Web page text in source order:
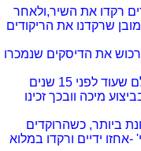
רקדו את השיר,ולאחר
שרקדנו את הריקודים
את הדיסקים שנמכרו
את כלל הרוקדים כשגילה לכולם שעוד לפני 15 שנים
מיכה וובכך זכינו
ביותר, כשהרוקדים
אחזו ידיים ורקדו במלוא